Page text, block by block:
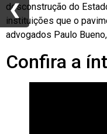
desconstrução do
instituições que o
advogados Paulo
Confira a
❮
❮